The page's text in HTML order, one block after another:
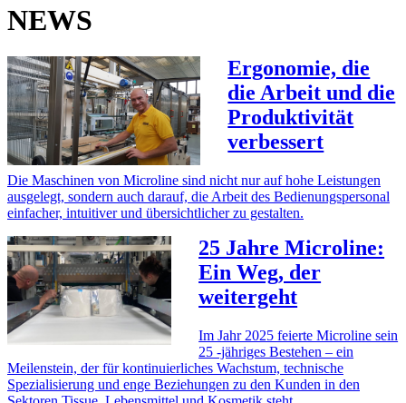
NEWS
Ergonomie, die
die Arbeit und die
Produktivität
verbessert
Die Maschinen von Microline sind nicht nur auf hohe Leistungen
ausgelegt, sondern auch darauf, die Arbeit des Bedienungspersonal
einfacher, intuitiver und übersichtlicher zu gestalten.
25 Jahre Microline:
Ein Weg, der
weitergeht
Im Jahr 2025 feierte Microline sein
25 -jähriges Bestehen – ein
Meilenstein, der für kontinuierliches Wachstum, technische
Spezialisierung und enge Beziehungen zu den Kunden in den